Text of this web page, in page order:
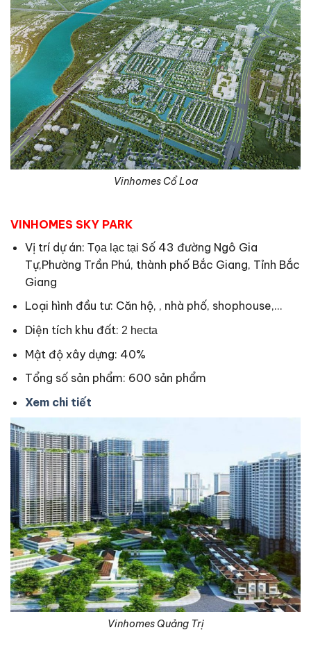
Vinhomes Cổ Loa
VINHOMES SKY PARK
Vị trí dự án: Tọa lạc tại Số 43 đường Ngô Gia
Tự,Phường Trần Phú, thành phố Bắc Giang, Tỉnh Bắc
Giang
Loại hình đầu tư: Căn hộ, , nhà phố, shophouse,…
Diện tích khu đất: 2 hecta
Mật độ xây dựng: 40%
Tổng số sản phẩm: 600 sản phẩm
Xem chi tiết
Vinhomes Quảng Trị